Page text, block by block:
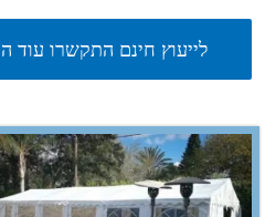
לייעוץ חינם התקשרו עוד היום